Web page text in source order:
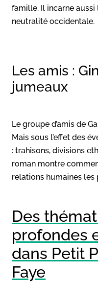
famille. Il incarne aussi
neutralité occidentale.
Les amis :
jumeaux
Le groupe d’amis de
Mais sous l’effet des
: trahisons, divisions
roman montre
relations humaines les
Des
profondes
dans Petit
Faye